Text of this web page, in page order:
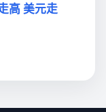
高 美元走